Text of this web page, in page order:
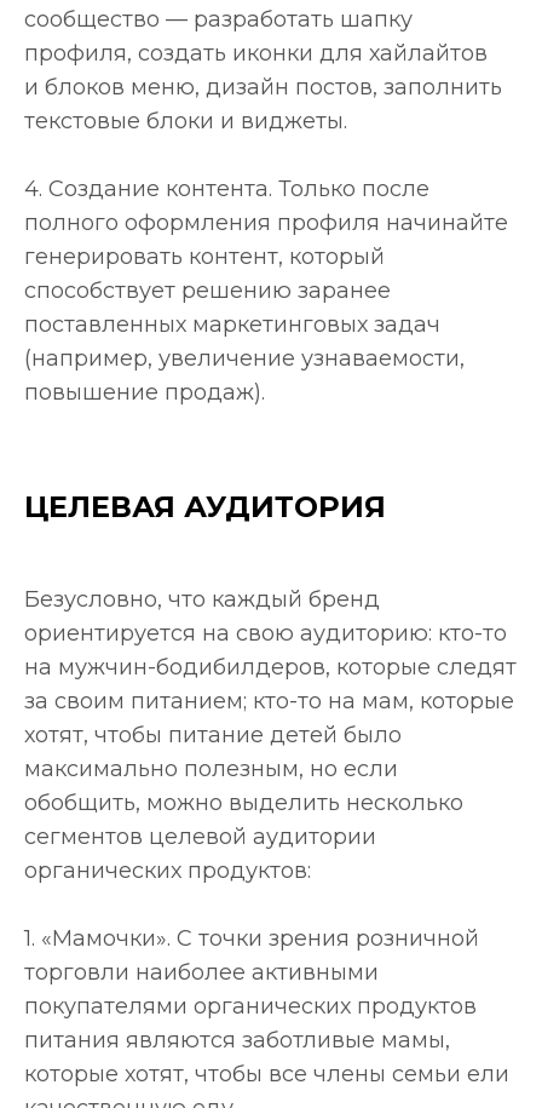
сообщество — разработать шапку
профиля, создать иконки для хайлайтов
и блоков меню, дизайн постов, заполнить
текстовые блоки и виджеты.
4. Создание контента. Только после
полного оформления профиля начинайте
генерировать контент, который
способствует решению заранее
поставленных маркетинговых задач
(например, увеличение узнаваемости,
повышение продаж).
ЦЕЛЕВАЯ АУДИТОРИЯ
Безусловно, что каждый бренд
ориентируется на свою аудиторию: кто-то
на мужчин-бодибилдеров, которые следят
за своим питанием; кто-то на мам, которые
хотят, чтобы питание детей было
максимально полезным, но если
обобщить, можно выделить несколько
сегментов целевой аудитории
органических продуктов:
1. «Мамочки». С точки зрения розничной
торговли наиболее активными
покупателями органических продуктов
питания являются заботливые мамы,
которые хотят, чтобы все члены семьи ели